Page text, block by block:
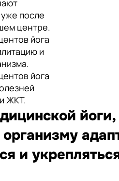
после
центре.
йога
и
йога
ЖКТ.
и